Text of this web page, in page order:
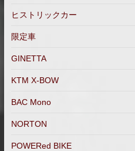
ヒストリックカー
限定車
GINETTA
KTM X-BOW
BAC Mono
NORTON
POWERed BIKE